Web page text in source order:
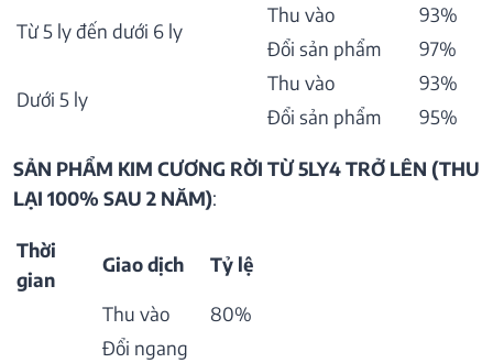
Từ 5 ly đến dưới 6 ly
Thu vào
93%
Đổi sản phẩm
97%
Dưới 5 ly
Thu vào
93%
Đổi sản phẩm
95%
SẢN PHẨM KIM CƯƠNG RỜI TỪ 5LY4 TRỞ LÊN (THU
LẠI 100% SAU 2 NĂM):
Thời
gian
Giao dịch Tỷ lệ
Thu vào
80%
Đổi ngang